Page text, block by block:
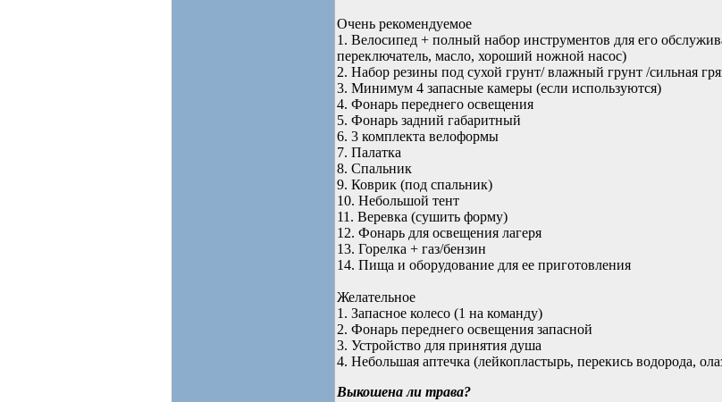
Очень рекомендуемое
1. Велосипед + полный набор инструментов для его
переключатель, масло, хороший ножной насос)
2. Набор резины под сухой грунт/ влажный грунт /сильная
3. Минимум 4 запасные камеры (если используются)
4. Фонарь переднего освещения
5. Фонарь задний габаритный
6. 3 комплекта велоформы
7. Палатка
8. Спальник
9. Коврик (под спальник)
10. Небольшой тент
11. Веревка (сушить форму)
12. Фонарь для освещения лагеря
13. Горелка + газ/бензин
14. Пища и оборудование для ее приготовления
Желательное
1. Запасное колесо (1 на команду)
2. Фонарь переднего освещения запасной
3. Устройство для принятия душа
4. Небольшая аптечка (лейкопластырь, перекись водорода,
Выкошена ли трава?